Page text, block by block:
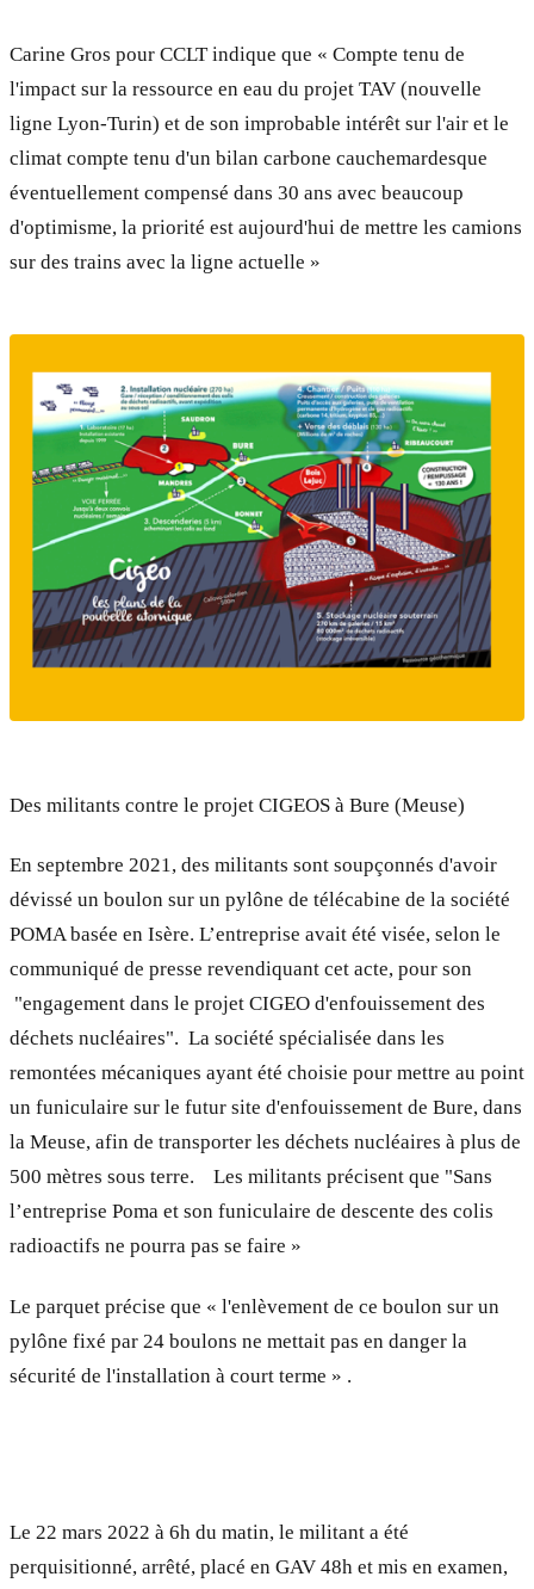
Carine Gros pour CCLT indique que « Compte tenu de
l'impact sur la ressource en eau du projet TAV (nouvelle
ligne Lyon-Turin) et de son improbable intérêt sur l'air et le
climat compte tenu d'un bilan carbone cauchemardesque
éventuellement compensé dans 30 ans avec beaucoup
d'optimisme, la priorité est aujourd'hui de mettre les camions
sur des trains avec la ligne actuelle »
Des militants contre le projet CIGEOS à Bure (Meuse)
En septembre 2021, des militants sont soupçonnés d'avoir
dévissé un boulon sur un pylône de télécabine de la société
POMA basée en Isère. L’entreprise avait été visée, selon le
communiqué de presse revendiquant cet acte, pour son
"engagement dans le projet CIGEO d'enfouissement des
déchets nucléaires". La société spécialisée dans les
remontées mécaniques ayant été choisie pour mettre au point
un funiculaire sur le futur site d'enfouissement de Bure, dans
la Meuse, afin de transporter les déchets nucléaires à plus de
500 mètres sous terre. Les militants précisent que "Sans
l’entreprise Poma et son funiculaire de descente des colis
radioactifs ne pourra pas se faire »
Le parquet précise que « l'enlèvement de ce boulon sur un
pylône fixé par 24 boulons ne mettait pas en danger la
sécurité de l'installation à court terme » .
Le 22 mars 2022 à 6h du matin, le militant a été
perquisitionné, arrêté, placé en GAV 48h et mis en examen,